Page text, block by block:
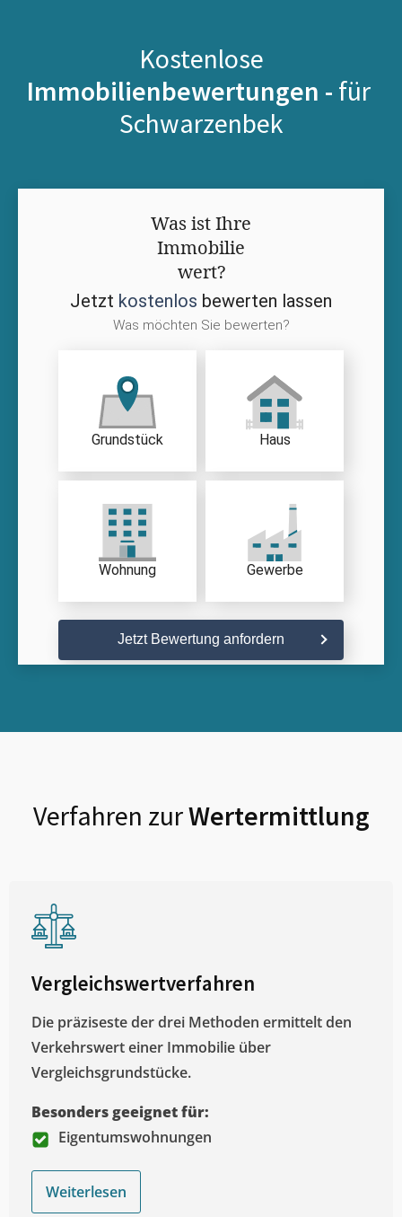
Kostenlose
Immobilienbewertungen - für
Schwarzenbek
Was ist Ihre
Immobilie
wert?
Jetzt kostenlos bewerten lassen
Was möchten Sie bewerten?
Grundstück Haus
Wohnung Gewerbe
Jetzt Bewertung anfordern
Verfahren zurWertermittlung
Vergleichswertverfahren
Die präziseste der drei Methoden ermittelt den
Verkehrswert einer Immobilie über
Vergleichsgrundstücke.
Besonders geeignet für:
Eigentumswohnungen
Weiterlesen